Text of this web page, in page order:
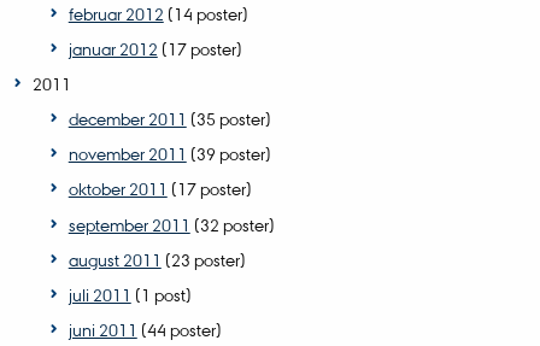
februar 2012 (14 poster)
januar 2012 (17 poster)
2011
december 2011 (35 poster)
november 2011 (39 poster)
oktober 2011 (17 poster)
september 2011 (32 poster)
august 2011 (23 poster)
juli 2011 (1 post)
juni 2011 (44 poster)